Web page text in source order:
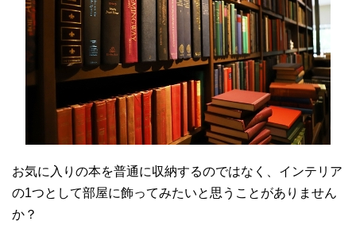
お気に入りの本を普通に収納するのではなく、インテリア
の1つとして部屋に飾ってみたいと思うことがありません
か？